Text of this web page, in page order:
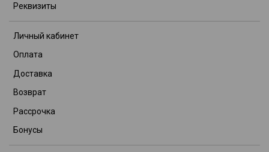
Реквизиты
Личный кабинет
Оплата
Доставка
Возврат
Рассрочка
Бонусы